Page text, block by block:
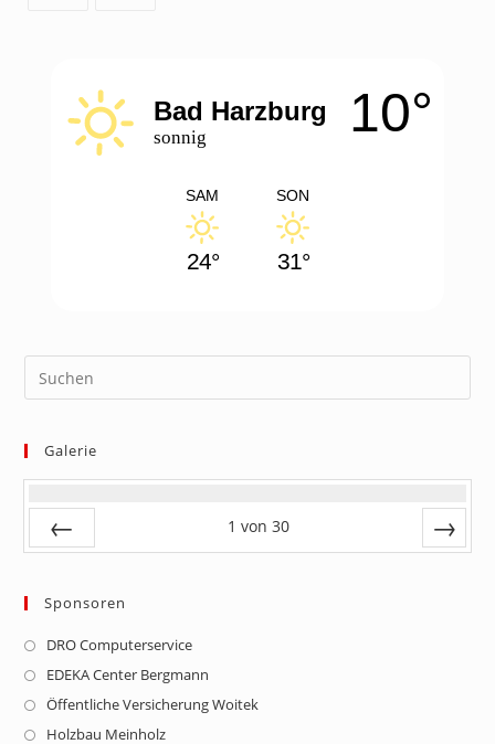
new
tab
Bad Harzburg
sonnig 10°
SAM
24°
SON
31°
Galerie
1 von 30
Sponsoren
DRO ComputerserviceOpens
in
a
EDEKA Center Bergmann
in
Öffentliche Versicherung WoitekOpens
Holzbau MeinholzOpens